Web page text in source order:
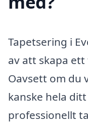
Tapetsering i
av att skapa
Oavsett om du
kanske hela
professionellt